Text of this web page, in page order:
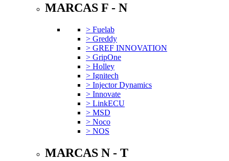
MARCAS F - N
> Fuelab
> Greddy
> GREF INNOVATION
> GripOne
> Holley
> Ignitech
> Injector Dynamics
> Innovate
> LinkECU
> MSD
> Noco
> NOS
MARCAS N - T